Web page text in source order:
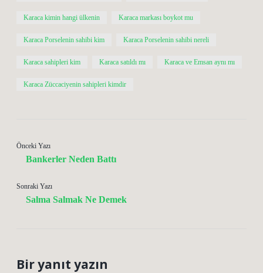
Karaca kimin hangi ülkenin Karaca markası boykot mu
Karaca Porselenin sahibi kim Karaca Porselenin sahibi nereli
Karaca sahipleri kim Karaca satıldı mı Karaca ve Emsan aynı mı
Karaca Züccaciyenin sahipleri kimdir
Önceki Yazı
Bankerler Neden Battı
Sonraki Yazı
Salma Salmak Ne Demek
Bir yanıt yazın